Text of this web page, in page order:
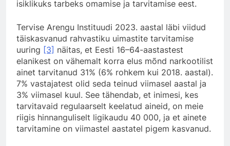
isiklikuks tarbeks omamise ja tarvitamise eest.
Tervise Arengu Instituudi 2023. aastal läbi viidud
täiskasvanud rahvastiku uimastite tarvitamise
uuring [3] näitas, et Eesti 16–64-aastastest
elanikest on vähemalt korra elus mõnd narkootilist
ainet tarvitanud 31% (6% rohkem kui 2018. aastal).
7% vastajatest olid seda teinud viimasel aastal ja
3% viimasel kuul. See tähendab, et inimesi, kes
tarvitavaid regulaarselt keelatud aineid, on meie
riigis hinnanguliselt ligikaudu 40 000, ja et ainete
tarvitamine on viimastel aastatel pigem kasvanud.